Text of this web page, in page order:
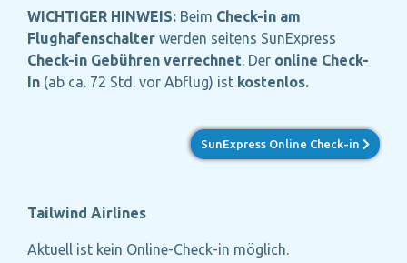
WICHTIGER HINWEIS: Beim Check-in am
Flughafenschalter werden seitens SunExpress
Check-in Gebühren verrechnet. Der online Check-
In (ab ca. 72 Std. vor Abflug) ist kostenlos.
SunExpress Online Check-in
Tailwind Airlines
Aktuell ist kein Online-Check-in möglich.